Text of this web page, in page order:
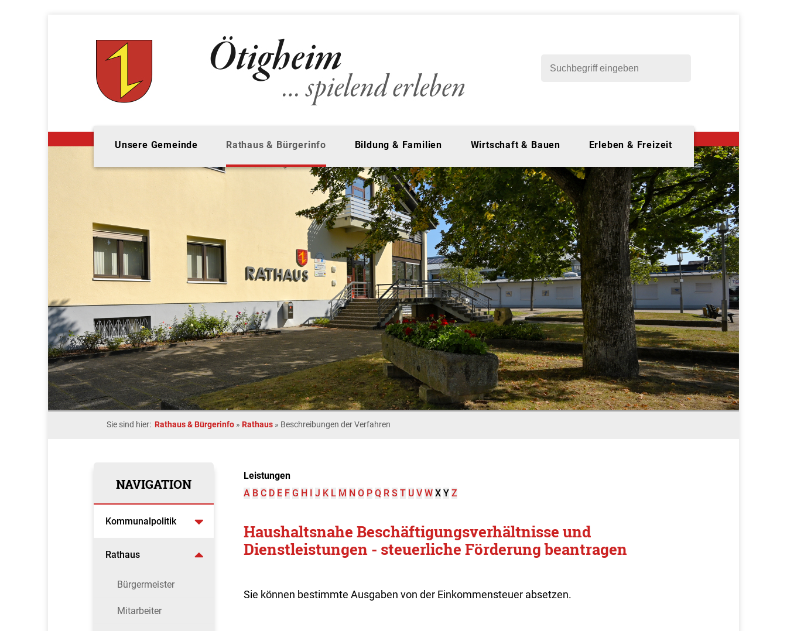
Unsere Gemeinde Rathaus & Bürgerinfo Bildung & Familien Wirtschaft & Bauen Erleben & Freizeit
Sie sind hier: Rathaus & Bürgerinfo » Rathaus » Beschreibungen der Verfahren
NAVIGATION
Kommunalpolitik
Rathaus
Bürgermeister
Mitarbeiter
Leistungen
A B C D E F G H I J K L M N O P Q R S T U V W X Y Z
Haushaltsnahe Beschäftigungsverhältnisse und
Dienstleistungen - steuerliche Förderung beantragen
Sie können bestimmte Ausgaben von der Einkommensteuer absetzen.